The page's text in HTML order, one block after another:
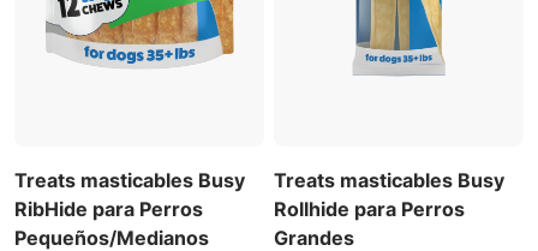
Treats masticables Busy
RibHide para Perros
Pequeños/Medianos
Treats masticables Busy
Rollhide para Perros
Grandes